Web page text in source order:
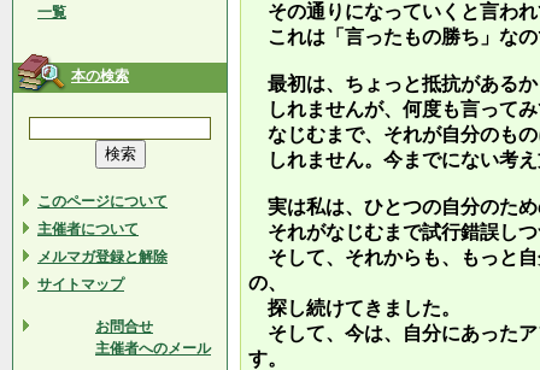
一覧
本の検索
このページについて
主催者について
メルマガ登録と解除
サイトマップ
お問合せ
主催者へのメール
その通りになっていくと言わ
これは「言ったもの勝ち」な
最初は、ちょっと抵抗がある
しれませんが、何度も言って
なじむまで、それが自分のも
しれません。今までにない考
実は私は、ひとつの自分のた
それがなじむまで試行錯誤し
そして、それからも、もっと
の、
探し続けてきました。
そして、今は、自分にあった
す。